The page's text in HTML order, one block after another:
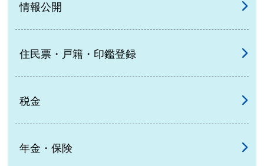
情報公開
住民票・戸籍・印鑑登録
税金
年金・保険